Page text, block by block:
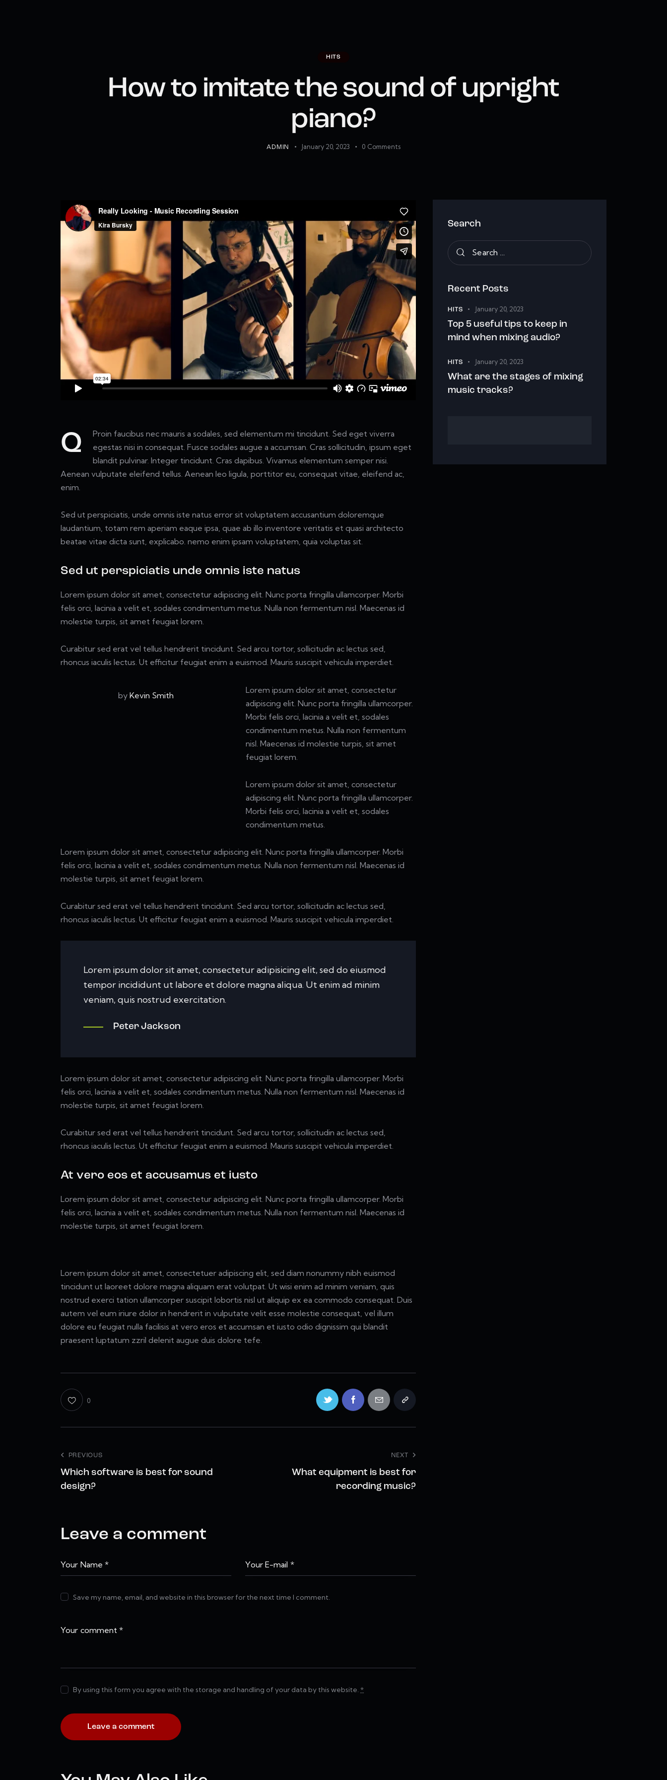
HITS
How to imitate the sound of upright
piano?
ADMIN January 20, 2023 0 Comments
Q
Proin faucibus nec mauris a sodales, sed elementum mi tincidunt. Sed eget viverra
egestas nisi in consequat. Fusce sodales augue a accumsan. Cras sollicitudin, ipsum eget
blandit pulvinar. Integer tincidunt. Cras dapibus. Vivamus elementum semper nisi.
Aenean vulputate eleifend tellus. Aenean leo ligula, porttitor eu, consequat vitae, eleifend ac,
enim.
Sed ut perspiciatis, unde omnis iste natus error sit voluptatem accusantium doloremque
laudantium, totam rem aperiam eaque ipsa, quae ab illo inventore veritatis et quasi architecto
beatae vitae dicta sunt, explicabo. nemo enim ipsam voluptatem, quia voluptas sit.
Sed ut perspiciatis unde omnis iste natus
Lorem ipsum dolor sit amet, consectetur adipiscing elit. Nunc porta fringilla ullamcorper. Morbi
felis orci, lacinia a velit et, sodales condimentum metus. Nulla non fermentum nisl. Maecenas id
molestie turpis, sit amet feugiat lorem.
Curabitur sed erat vel tellus hendrerit tincidunt. Sed arcu tortor, sollicitudin ac lectus sed,
rhoncus iaculis lectus. Ut efficitur feugiat enim a euismod. Mauris suscipit vehicula imperdiet.
by Kevin Smith
Lorem ipsum dolor sit amet, consectetur
adipiscing elit. Nunc porta fringilla ullamcorper.
Morbi felis orci, lacinia a velit et, sodales
condimentum metus. Nulla non fermentum
nisl. Maecenas id molestie turpis, sit amet
feugiat lorem.
Lorem ipsum dolor sit amet, consectetur
adipiscing elit. Nunc porta fringilla ullamcorper.
Morbi felis orci, lacinia a velit et, sodales
condimentum metus.
Lorem ipsum dolor sit amet, consectetur adipiscing elit. Nunc porta fringilla ullamcorper. Morbi
felis orci, lacinia a velit et, sodales condimentum metus. Nulla non fermentum nisl. Maecenas id
molestie turpis, sit amet feugiat lorem.
Curabitur sed erat vel tellus hendrerit tincidunt. Sed arcu tortor, sollicitudin ac lectus sed,
rhoncus iaculis lectus. Ut efficitur feugiat enim a euismod. Mauris suscipit vehicula imperdiet.
Lorem ipsum dolor sit amet, consectetur adipisicing elit, sed do eiusmod
tempor incididunt ut labore et dolore magna aliqua. Ut enim ad minim
veniam, quis nostrud exercitation.
Peter Jackson
Lorem ipsum dolor sit amet, consectetur adipiscing elit. Nunc porta fringilla ullamcorper. Morbi
felis orci, lacinia a velit et, sodales condimentum metus. Nulla non fermentum nisl. Maecenas id
molestie turpis, sit amet feugiat lorem.
Curabitur sed erat vel tellus hendrerit tincidunt. Sed arcu tortor, sollicitudin ac lectus sed,
rhoncus iaculis lectus. Ut efficitur feugiat enim a euismod. Mauris suscipit vehicula imperdiet.
At vero eos et accusamus et iusto
Lorem ipsum dolor sit amet, consectetur adipiscing elit. Nunc porta fringilla ullamcorper. Morbi
felis orci, lacinia a velit et, sodales condimentum metus. Nulla non fermentum nisl. Maecenas id
molestie turpis, sit amet feugiat lorem.
Lorem ipsum dolor sit amet, consectetuer adipiscing elit, sed diam nonummy nibh euismod
tincidunt ut laoreet dolore magna aliquam erat volutpat. Ut wisi enim ad minim veniam, quis
nostrud exerci tation ullamcorper suscipit lobortis nisl ut aliquip ex ea commodo consequat. Duis
autem vel eum iriure dolor in hendrerit in vulputate velit esse molestie consequat, vel illum
dolore eu feugiat nulla facilisis at vero eros et accumsan et iusto odio dignissim qui blandit
praesent luptatum zzril delenit augue duis dolore tefe.
0
PREVIOUS
Which software is best for sound
design?
NEXT
What equipment is best for
recording music?
Leave a comment
Save my name, email, and website in this browser for the next time I comment.
By using this form you agree with the storage and handling of your data by this website.*
Search
Recent Posts
HITS January 20, 2023
Top 5 useful tips to keep in
mind when mixing audio?
HITS January 20, 2023
What are the stages of mixing
music tracks?